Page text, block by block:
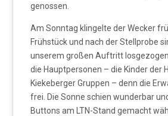
genossen.
Am Sonntag klingelte der Wecker
Frühstück und nach der Stellprobe
unserem großen Auftritt
die Hauptpersonen – die Kinder der
Kiekeberger Gruppen – denn die
frei. Die Sonne schien wunderbar
Buttons am LTN-Stand gemacht